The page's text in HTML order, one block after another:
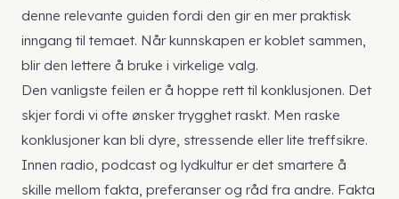
denne relevante guiden fordi den gir en mer praktisk
inngang til temaet. Når kunnskapen er koblet sammen,
blir den lettere å bruke i virkelige valg.
Den vanligste feilen er å hoppe rett til konklusjonen. Det
skjer fordi vi ofte ønsker trygghet raskt. Men raske
konklusjoner kan bli dyre, stressende eller lite treffsikre.
Innen radio, podcast og lydkultur er det smartere å
skille mellom fakta, preferanser og råd fra andre. Fakta